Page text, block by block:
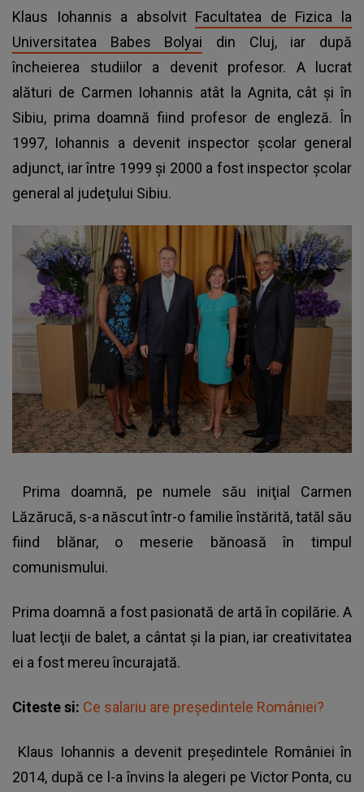
Klaus Iohannis a absolvit Facultatea de Fizica la
Universitatea Babes Bolyai din Cluj, iar după
încheierea studiilor a devenit profesor. A lucrat
alături de Carmen Iohannis atât la Agnita, cât şi în
Sibiu, prima doamnă fiind profesor de engleză. În
1997, Iohannis a devenit inspector şcolar general
adjunct, iar între 1999 şi 2000 a fost inspector şcolar
general al judeţului Sibiu.
Prima doamnă, pe numele său iniţial Carmen
Lăzărucă, s-a născut într-o familie înstărită, tatăl său
fiind blănar, o meserie bănoasă în timpul
comunismului.
Prima doamnă a fost pasionată de artă în copilărie. A
luat lecţii de balet, a cântat şi la pian, iar creativitatea
ei a fost mereu încurajată.
Citeste si: Ce salariu are preşedintele României?
Klaus Iohannis a devenit preşedintele României în
2014, după ce l-a învins la alegeri pe Victor Ponta, cu